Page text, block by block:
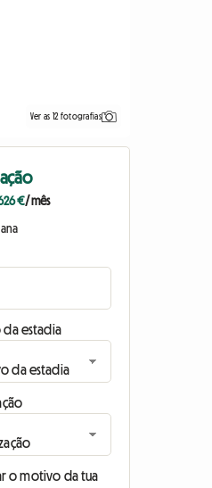
Ver as 12 fotografias
€/ mês
estadia
o motivo da tua